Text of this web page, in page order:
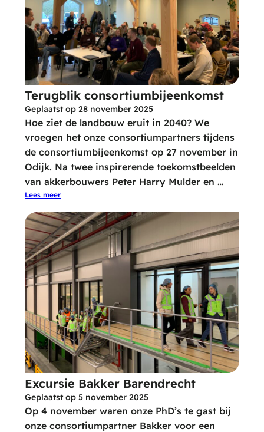
Terugblik consortiumbijeenkomst
Geplaatst op 28 november 2025
Hoe ziet de landbouw eruit in 2040? We
vroegen het onze consortiumpartners tijdens
de consortiumbijeenkomst op 27 november in
Odijk. Na twee inspirerende toekomstbeelden
van akkerbouwers Peter Harry Mulder en …
Lees meer
Excursie Bakker Barendrecht
Geplaatst op 5 november 2025
Op 4 november waren onze PhD’s te gast bij
onze consortiumpartner Bakker voor een